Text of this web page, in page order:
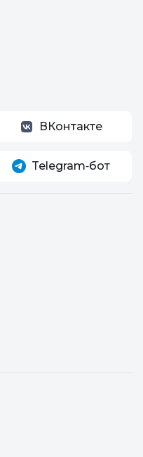
ВКонтакте
Telegram‑бот